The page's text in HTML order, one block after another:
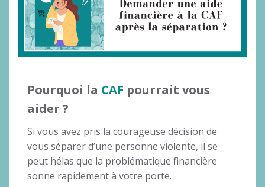
Pourquoi la CAF pourrait vous
aider ?
Si vous avez pris la courageuse décision de
vous séparer d’une personne violente, il se
peut hélas que la problématique financière
sonne rapidement à votre porte.